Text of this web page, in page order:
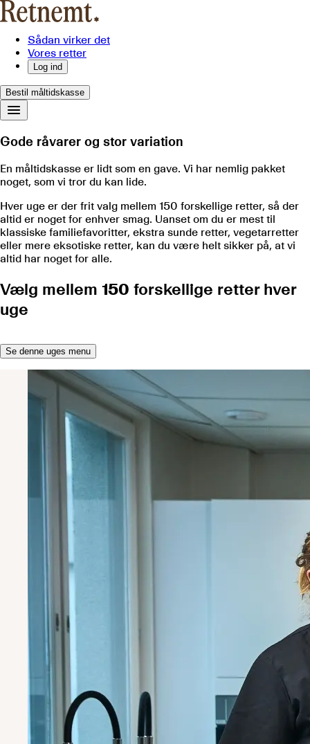
Sådan virker det
Vores retter
Log ind
Bestil måltidskasse
Gode råvarer og stor variation
En måltidskasse er lidt som en gave. Vi har nemlig pakket
noget, som vi tror du kan lide.
Hver uge er der frit valg mellem 150 forskellige retter, så der
altid er noget for enhver smag. Uanset om du er mest til
klassiske familiefavoritter, ekstra sunde retter, vegetarretter
eller mere eksotiske retter, kan du være helt sikker på, at vi
altid har noget for alle.
Vælg mellem 150 forskellige retter hver
uge
Se denne uges menu